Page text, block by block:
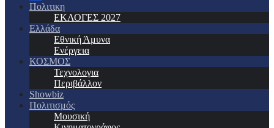
Πολιτικη
ΕΚΛΟΓΕΣ 2027
Ελλάδα
Εθνική Άμυνα
Ενέργεια
ΚΟΣΜΟΣ
Τεχνολογια
Περιβάλλον
Showbiz
Πολιτισμός
Μουσική